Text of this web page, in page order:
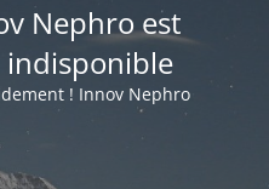
Nephro est
! Innov Nephro